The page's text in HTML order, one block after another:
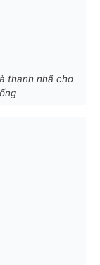
thanh nhã cho